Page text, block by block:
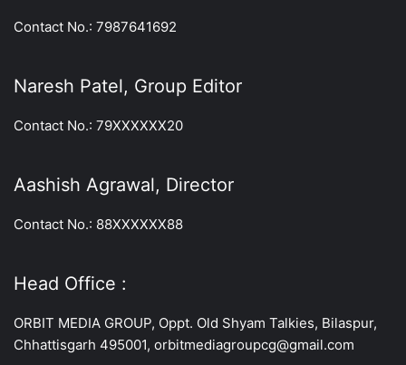
Contact No.: 7987641692
Naresh Patel, Group Editor
Contact No.: 79XXXXXX20
Aashish Agrawal, Director
Contact No.: 88XXXXXX88
Head Office :
ORBIT MEDIA GROUP, Oppt. Old Shyam Talkies, Bilaspur,
Chhattisgarh 495001, orbitmediagroupcg@gmail.com